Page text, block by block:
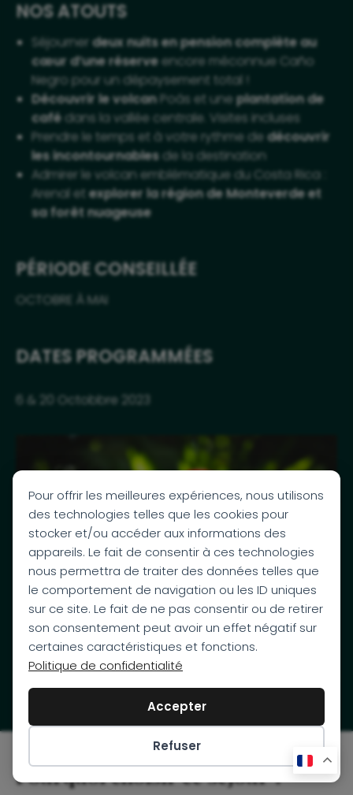
Pour offrir les meilleures expériences, nous utilisons
des technologies telles que les cookies pour
stocker et/ou accéder aux informations des
appareils. Le fait de consentir à ces technologies
nous permettra de traiter des données telles que
le comportement de navigation ou les ID uniques
sur ce site. Le fait de ne pas consentir ou de retirer
son consentement peut avoir un effet négatif sur
certaines caractéristiques et fonctions.
Politique de confidentialité
Accepter
Refuser
Préférences des cookies
NOS ATOUTS
Séjourner deux nuits en pension complète au
cœur d’une réserveencore méconnue Caño
Negro pour un dépaysement total !
Découvrir le volcanPoás et uneplantation de
café dans la vallée centrale. Visites incluses
Prendre le temps et à votre rythme de découvrir
les incontournables de la destination
Admirer le volcan emblématique du Costa Rica :
Arenal etexplorer la région de Monteverde et
sa forêt nuageuse
PÉRIODE CONSEILLÉE
OCTOBRE À MAI
DATES PROGRAMMÉES
6 & 20 Octobbre 2023
DÉCOUVRIR LE PLAN DU VOYAGE
Pourquoi choisir ce séjour ?